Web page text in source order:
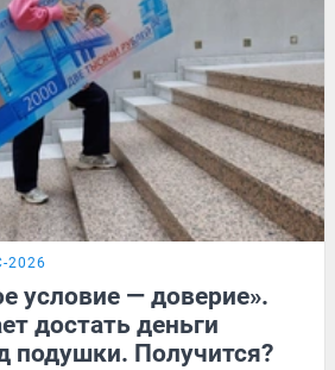
2026
условие — доверие».
достать деньги
подушки. Получится?